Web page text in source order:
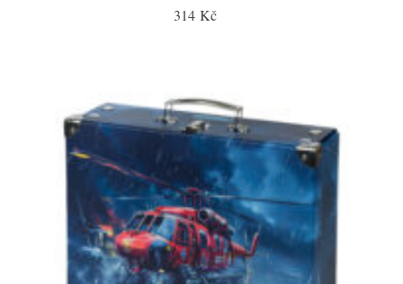
314 Kč